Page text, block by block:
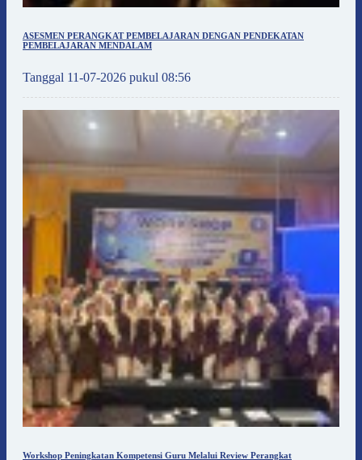
ASESMEN PERANGKAT PEMBELAJARAN DENGAN PENDEKATAN
PEMBELAJARAN MENDALAM
Tanggal 11-07-2026 pukul 08:56
Workshop Peningkatan Kompetensi Guru Melalui Review Perangkat